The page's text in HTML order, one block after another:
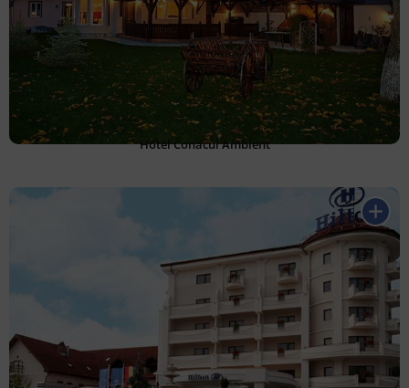
Hotel Conacul Ambient